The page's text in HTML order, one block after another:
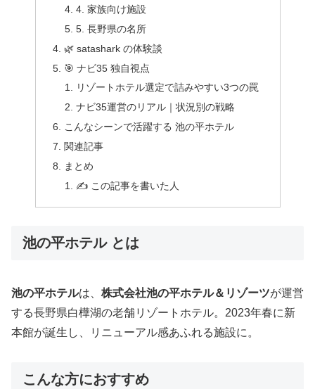
4. 家族向け施設
5. 長野県の名所
🌿 satashark の体験談
🎯 ナビ35 独自視点
リゾートホテル選定で詰みやすい3つの罠
ナビ35運営のリアル｜状況別の戦略
こんなシーンで活躍する 池の平ホテル
関連記事
まとめ
✍️ この記事を書いた人
池の平ホテル とは
池の平ホテルは、 株式会社池の平ホテル＆リゾーツが運営
する長野県白樺湖の老舗リゾートホテル。2023年春に新
本館が誕生し、リニューアル感あふれる施設に。
こんな方におすすめ